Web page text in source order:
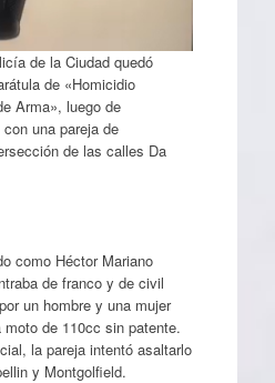
de la Ciudad quedó
de «Homicidio
Arma», luego de
una pareja de
de las calles Da
como Héctor Mariano
de franco y de civil
un hombre y una mujer
de 110cc sin patente.
la pareja intentó asaltarlo
y Montgolfield.